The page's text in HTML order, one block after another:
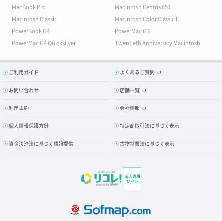
MacBook Pro
Macintosh Centris 650
Macintosh Classic
Macintosh Color Classic II
PowerBook G4
PowerMac G3
PowerMac G4 Quicksilver
Twentieth Anniversary Macintosh
ご利用ガイド よくあるご質問
お問い合わせ 店舗一覧
利用規約 会社情報
個人情報保護方針 特定商取引法に基づく表示
資金決済法に基づく情報提供 古物営業法に基づく表示